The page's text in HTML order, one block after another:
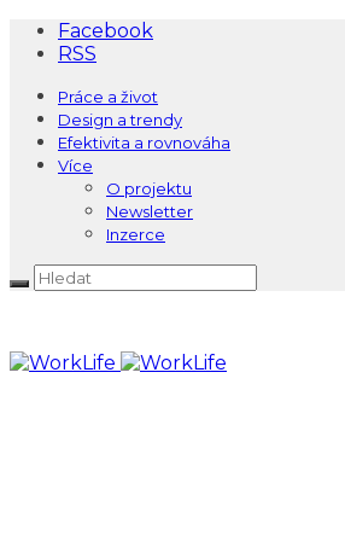
Facebook
RSS
Práce a život
Design a trendy
Efektivita a rovnováha
Více
O projektu
Newsletter
Inzerce